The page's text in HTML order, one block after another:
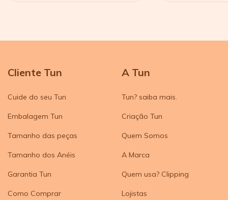
Cliente Tun
Cuide do seu Tun
Embalagem Tun
Tamanho das peças
Tamanho dos Anéis
Garantia Tun
Como Comprar
A Tun
Tun? saiba mais.
Criação Tun
Quem Somos
A Marca
Quem usa? Clipping
Lojistas